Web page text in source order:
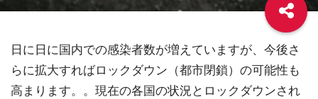
日に日に国内での感染者数が増えていますが、今後さ
らに拡大すればロックダウン（都市閉鎖）の可能性も
高まります。。現在の各国の状況とロックダウンされ